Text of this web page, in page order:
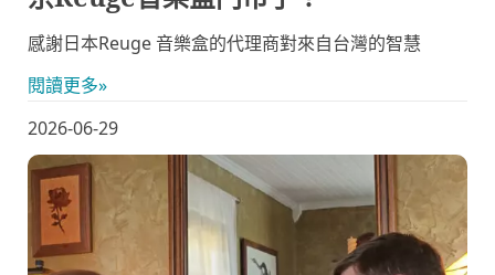
感謝日本Reuge 音樂盒的代理商對來自台灣的智慧
閱讀更多»
2026-06-29